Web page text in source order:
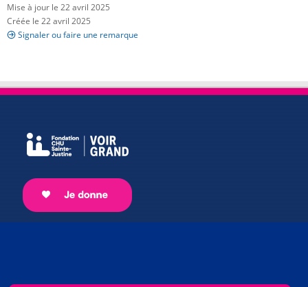
Mise à jour le 22 avril 2025
Créée le 22 avril 2025
Signaler ou faire une remarque